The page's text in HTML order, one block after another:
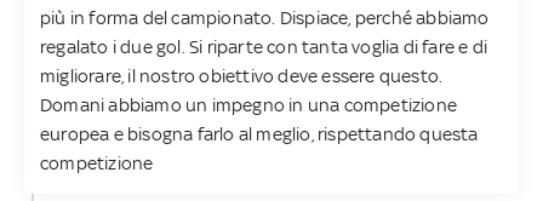
più in forma del campionato. Dispiace, perché abbiamo
regalato i due gol. Si riparte con tanta voglia di fare e di
migliorare, il nostro obiettivo deve essere questo.
Domani abbiamo un impegno in una competizione
europea e bisogna farlo al meglio, rispettando questa
competizione